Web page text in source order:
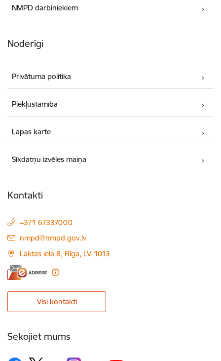
NMPD darbiniekiem
Noderīgi
Privātuma politika
Piekļūstamība
Lapas karte
Sīkdatņu izvēles maiņa
Kontakti
+371 67337000
E-pasts:
nmpd@nmpd.gov.lv
Laktas iela 8, Rīga, LV-1013
Visi kontakti
Sekojiet mums